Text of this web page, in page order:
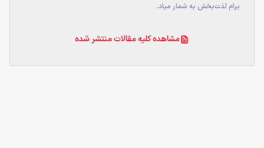
برام لذت‌بخش به شمار میاد.
مشاهده کلیه مقالات منتشر شده